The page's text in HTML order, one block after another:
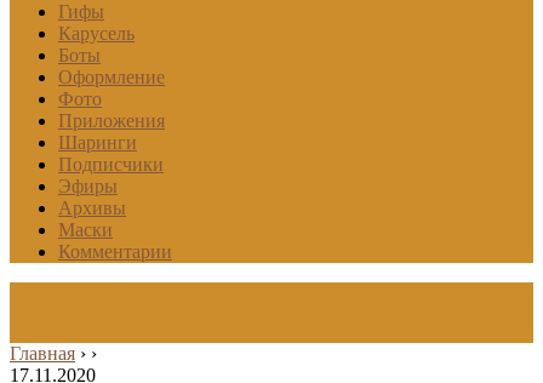
Гифы
Карусель
Боты
Оформление
Фото
Приложения
Шаринги
Подписчики
Эфиры
Архивы
Маски
Комментарии
Главная › ›
17.11.2020